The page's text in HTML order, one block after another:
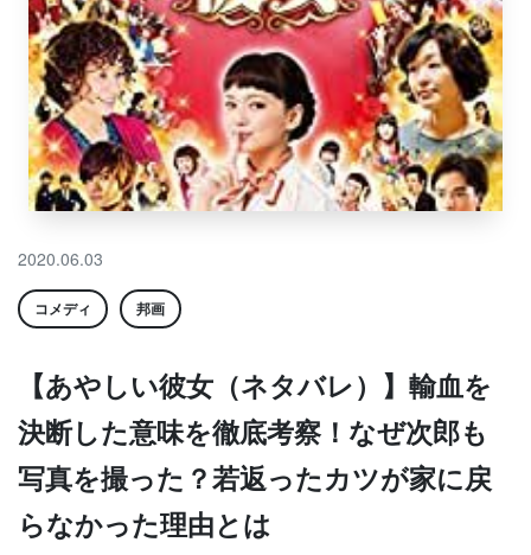
2020.06.03
コメディ 邦画
【あやしい彼女（ネタバレ）】輸血を
決断した意味を徹底考察！なぜ次郎も
写真を撮った？若返ったカツが家に戻
らなかった理由とは